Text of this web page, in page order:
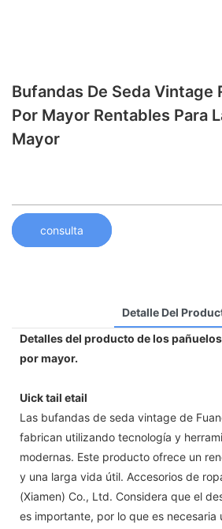
Bufandas De Seda Vintage
Por Mayor Rentables Para
Mayor
consulta
Detalle Del
Detalles del producto de los
por mayor.
Uick tail etail
Las bufandas de seda vintage de
fabrican utilizando tecnología y
modernas. Este producto ofrece un
y una larga vida útil. Accesorios de
(Xiamen) Co., Ltd. Considera que el
es importante, por lo que es necesaria